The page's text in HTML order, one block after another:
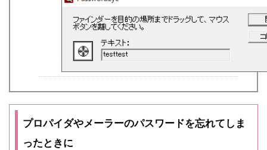
プロパイダやメーラーのパスワードを忘れてしま
ったときに